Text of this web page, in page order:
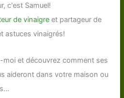
c'est Samuel!
de vinaigre et partageur de
astuces vinaigrés!
moi et découvrez comment ses
aideront dans votre maison ou